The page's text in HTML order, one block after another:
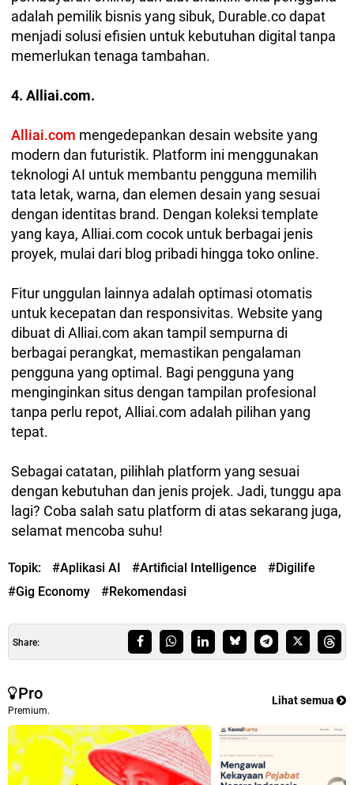
adalah pemilik bisnis yang sibuk, Durable.co dapat
menjadi solusi efisien untuk kebutuhan digital tanpa
memerlukan tenaga tambahan.
4. Alliai.com.
Alliai.com mengedepankan desain website yang
modern dan futuristik. Platform ini menggunakan
teknologi AI untuk membantu pengguna memilih
tata letak, warna, dan elemen desain yang sesuai
dengan identitas brand. Dengan koleksi template
yang kaya, Alliai.com cocok untuk berbagai jenis
proyek, mulai dari blog pribadi hingga toko online.
Fitur unggulan lainnya adalah optimasi otomatis
untuk kecepatan dan responsivitas. Website yang
dibuat di Alliai.com akan tampil sempurna di
berbagai perangkat, memastikan pengalaman
pengguna yang optimal. Bagi pengguna yang
menginginkan situs dengan tampilan profesional
tanpa perlu repot, Alliai.com adalah pilihan yang
tepat.
Sebagai catatan, pilihlah platform yang sesuai
dengan kebutuhan dan jenis projek. Jadi, tunggu apa
lagi? Coba salah satu platform di atas sekarang juga,
selamat mencoba suhu!
Topik: #Aplikasi AI #Artificial Intelligence
#Digilife
#Gig Economy
#Rekomendasi
Share:
Pro
Premium.
Lihat semua